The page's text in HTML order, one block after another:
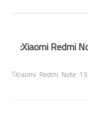
مشكلة الشحن في Xiaomi Redmi Note 13 Pro:
وصف قصير للمقال: تعاني من مشكلة الشحن في Xiaomi Redmi Note 13 Pro؟